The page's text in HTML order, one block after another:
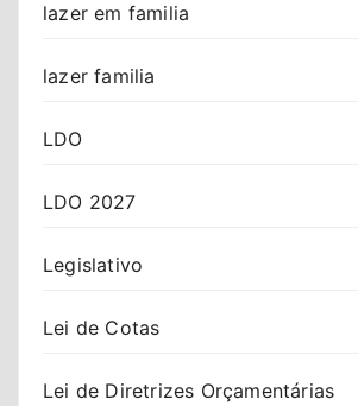
lazer em familia
lazer familia
LDO
LDO 2027
Legislativo
Lei de Cotas
Lei de Diretrizes Orçamentárias